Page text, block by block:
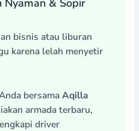
Nyaman & Sopir
bisnis atau liburan
karena lelah menyetir
bersamaAqilla
armada terbaru,
driver